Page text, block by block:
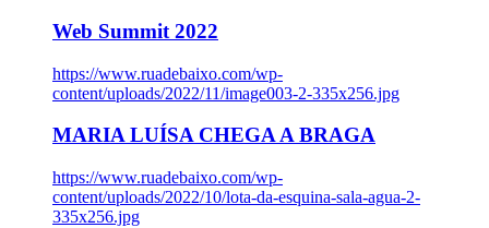
Web Summit 2022
https://www.ruadebaixo.com/wp-
content/uploads/2022/11/image003-2-335x256.jpg
MARIA LUÍSA CHEGA A BRAGA
https://www.ruadebaixo.com/wp-
content/uploads/2022/10/lota-da-esquina-sala-agua-2-
335x256.jpg